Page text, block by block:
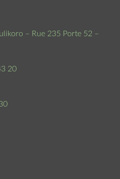
– Rue 235 Porte 52 –
20